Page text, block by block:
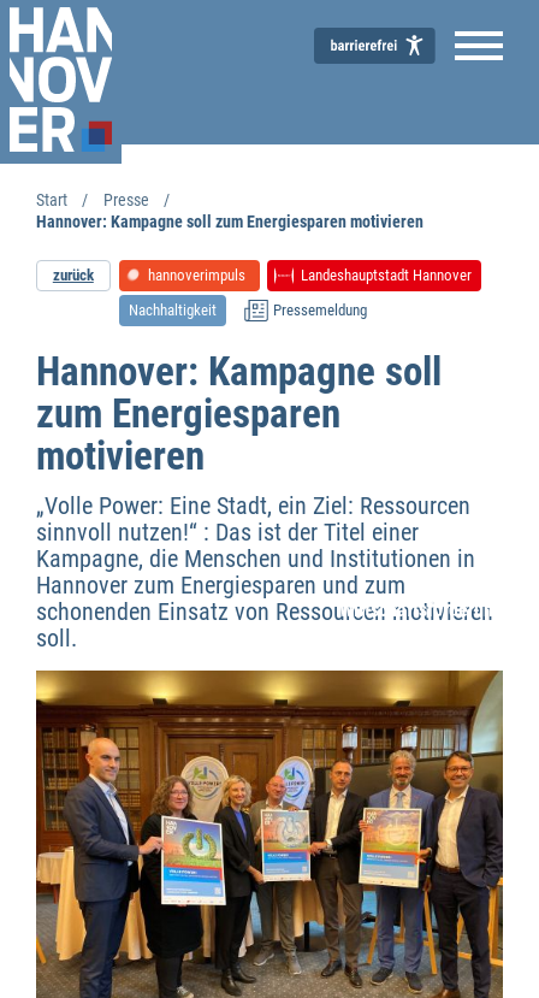
Wirtschaftsförderung
Start
Presse
Hannover: Kampagne soll zum Energiesparen motivieren
zurück hannoverimpuls
Landeshauptstadt Hannover
Nachhaltigkeit
Pressemeldung
Hannover: Kampagne soll
zum Energiesparen
motivieren
„Volle Power: Eine Stadt, ein Ziel: Ressourcen
sinnvoll nutzen!“ : Das ist der Titel einer
Kampagne, die Menschen und Institutionen in
Hannover zum Energiesparen und zum
schonenden Einsatz von Ressourcen motivieren
soll.